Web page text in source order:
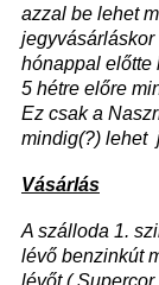
azzal be lehet
hónappal előtte
5 hétre előre
Ez csak a
mindig(?) lehet
Vásárlás
A szálloda 1.
lévő benzinkút
lévőt (